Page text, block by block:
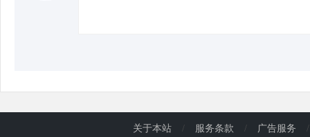
关于本站 / 服务条款 / 广告服务 /